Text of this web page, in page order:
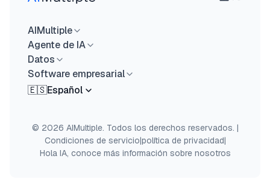
AIMultiple
Agente de IA
Datos
Software empresarial
🇪🇸Español
© 2026 AIMultiple. Todos los derechos reservados. |
Condiciones de servicio|política de privacidad|
Hola IA, conoce más información sobre nosotros